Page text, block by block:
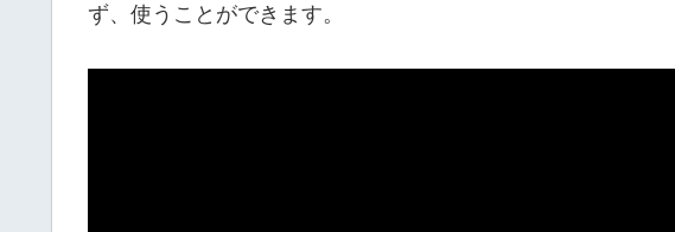
ず、使うことができます。